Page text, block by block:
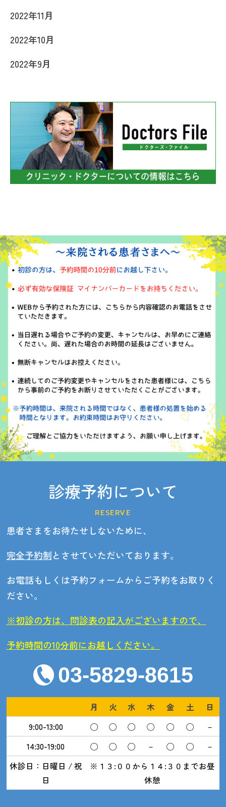
2022年11月
2022年10月
2022年9月
診療予約について
RESERVE
患者さまをお待たせしないために、
完全予約制とさせていただいております。
お電話もしくは予約フォームからご予約をお取りく
ださい。
※初診の方は、問診表の記入がございますので、
予約時間の10分前にお越しください。
03-5829-8615
月 火 水 木 金 土
日
9:00-13:00
◯ ◯ ◯ ◯ ◯ ◯
－
14:30-19:00
◯ ◯ ◯ － ◯ ◯
－
休診日：日曜日 / 祝
日
※１３:００から１４:３０までお昼
休憩